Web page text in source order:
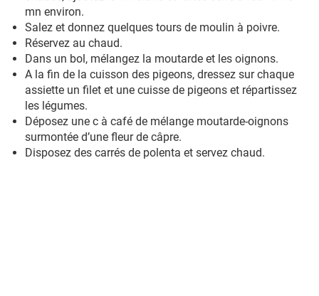
mn environ.
Salez et donnez quelques tours de moulin à poivre.
Réservez au chaud.
Dans un bol, mélangez la moutarde et les oignons.
A la fin de la cuisson des pigeons, dressez sur chaque
assiette un filet et une cuisse de pigeons et répartissez
les légumes.
Déposez une c à café de mélange moutarde-oignons
surmontée d’une fleur de câpre.
Disposez des carrés de polenta et servez chaud.